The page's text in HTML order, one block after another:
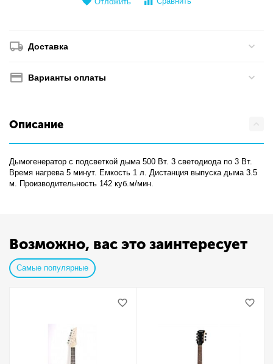
Доставка
Варианты оплаты
Описание
Дымогенератор с подсветкой дыма 500 Вт. 3 светодиода по 3 Вт.
Время нагрева 5 минут. Емкость 1 л. Дистанция выпуска дыма 3.5
м. Производительность 142 куб.м/мин.
Возможно, вас это заинтересует
Самые популярные